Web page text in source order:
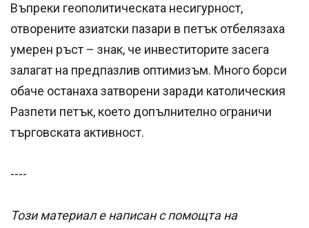
Въпреки геополитическата несигурност,
отворените азиатски пазари в петък отбелязаха
умерен ръст – знак, че инвеститорите засега
залагат на предпазлив оптимизъм. Много борси
обаче останаха затворени заради католическия
Разпети петък, което допълнително ограничи
търговската активност.
----
Този материал е написан с помощта на